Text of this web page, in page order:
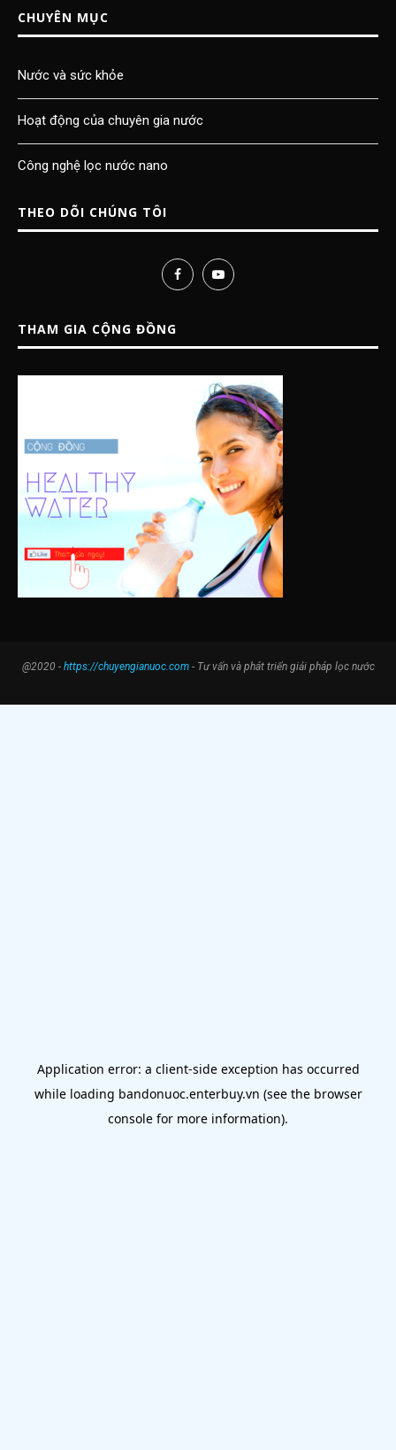
CHUYÊN MỤC
Nước và sức khỏe
Hoạt động của chuyên gia nước
Công nghệ lọc nước nano
THEO DÕI CHÚNG TÔI
THAM GIA CỘNG ĐỒNG
@2020 - https://chuyengianuoc.com- Tư vấn và phát triển giải pháp lọc nước